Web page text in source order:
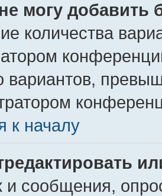
могу добавить
количества
вариантов,
к началу
и сообщения,